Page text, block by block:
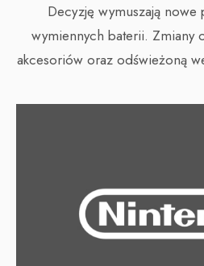
Decyzję wymuszają
wymiennych baterii. Zmiany
akcesoriów oraz odświeżoną